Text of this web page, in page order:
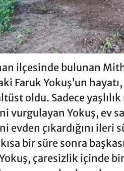
ilçesinde bulunan
Faruk Yokuş’un
oldu. Sadece
vurgulayan Yokuş, ev
evden çıkardığını ileri
bir süre sonra
çaresizlik içinde